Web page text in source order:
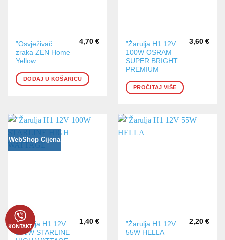
”Osvježivač
zraka ZEN Home
Yellow
4,70 €
DODAJ U KOŠARICU
”Žarulja H1 12V
100W OSRAM
SUPER BRIGHT
PREMIUM
3,60 €
PROČITAJ VIŠE
WebShop Cijena
”Žarulja H1 12V
100W STARLINE
1,40 €
”Žarulja H1 12V
55W HELLA
2,20 €
KONTAKT